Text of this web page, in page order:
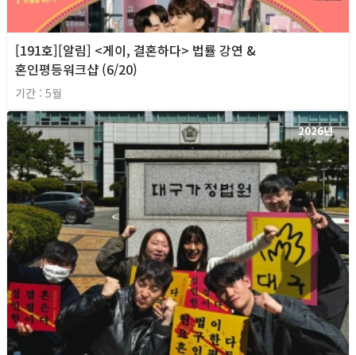
[191호][알림] <게이, 결혼하다> 법률 강연 &
혼인평등워크샵 (6/20)
기간 : 5월
2026년